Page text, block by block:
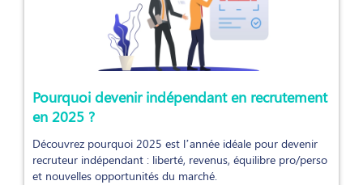
Pourquoi devenir indépendant en recrutement
en 2025 ?
Découvrez pourquoi 2025 est l’année idéale pour devenir
recruteur indépendant : liberté, revenus, équilibre pro/perso
et nouvelles opportunités du marché.